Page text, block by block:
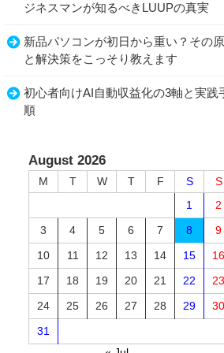
ジネスマンが知るべきLUUPの真実
新品パソコンが初日から重い？その
と解決策をこっそり教えます
初心者向けAI自動収益化の3軸と実践
順
August 2026
M T W T F S
S
1
2
3
4 5 6 7 8
9
10
11 12 13 14 15
16
17
18 19 20 21 22
23
24
25 26 27 28 29
30
31